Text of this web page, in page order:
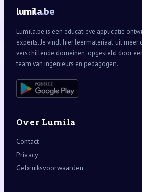
lumila.be
Lumila.be is een educatieve applicatie
experts. Je vindt hier leermateriaal uit meer
verschillende domeinen, opgesteld door
team van ingenieurs en pedagogen.
Over Lumila
Contact
Privacy
Gebruiksvoorwaarden